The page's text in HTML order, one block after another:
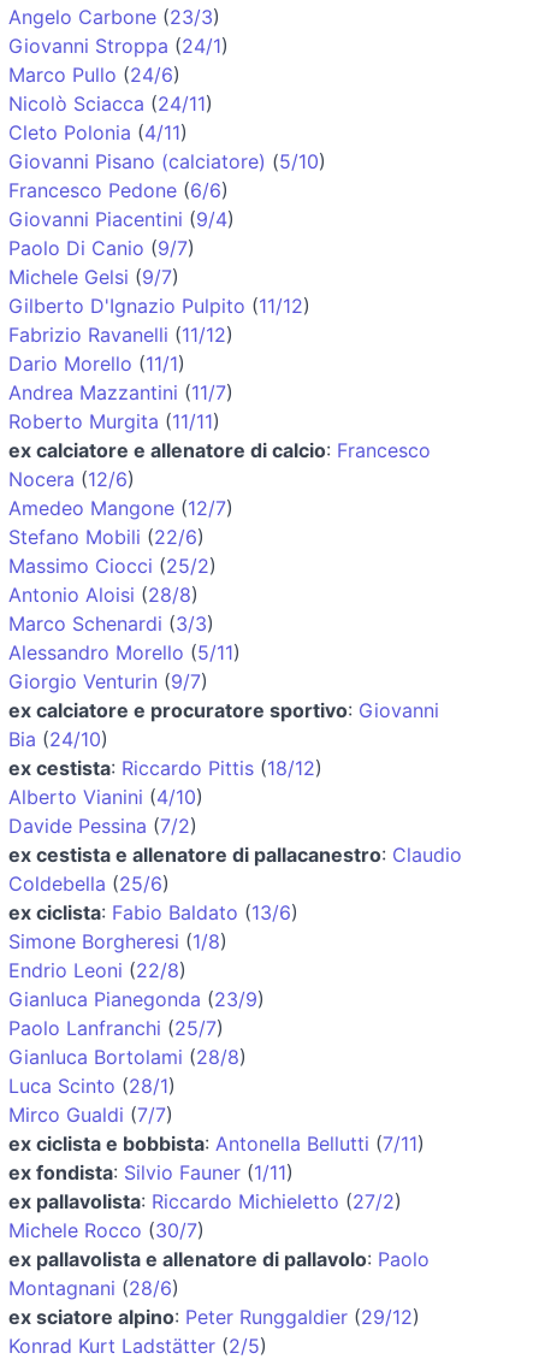
Angelo Carbone (23/3)
Giovanni Stroppa (24/1)
Marco Pullo (24/6)
Nicolò Sciacca (24/11)
Cleto Polonia (4/11)
Giovanni Pisano (calciatore) (5/10)
Francesco Pedone (6/6)
Giovanni Piacentini (9/4)
Paolo Di Canio (9/7)
Michele Gelsi (9/7)
Gilberto D'Ignazio Pulpito (11/12)
Fabrizio Ravanelli (11/12)
Dario Morello (11/1)
Andrea Mazzantini (11/7)
Roberto Murgita (11/11)
ex calciatore e allenatore di calcio: Francesco
Nocera (12/6)
Amedeo Mangone (12/7)
Stefano Mobili (22/6)
Massimo Ciocci (25/2)
Antonio Aloisi (28/8)
Marco Schenardi (3/3)
Alessandro Morello (5/11)
Giorgio Venturin (9/7)
ex calciatore e procuratore sportivo: Giovanni
Bia (24/10)
ex cestista: Riccardo Pittis (18/12)
Alberto Vianini (4/10)
Davide Pessina (7/2)
ex cestista e allenatore di pallacanestro: Claudio
Coldebella (25/6)
ex ciclista: Fabio Baldato (13/6)
Simone Borgheresi (1/8)
Endrio Leoni (22/8)
Gianluca Pianegonda (23/9)
Paolo Lanfranchi (25/7)
Gianluca Bortolami (28/8)
Luca Scinto (28/1)
Mirco Gualdi (7/7)
ex ciclista e bobbista: Antonella Bellutti (7/11)
ex fondista: Silvio Fauner (1/11)
ex pallavolista: Riccardo Michieletto (27/2)
Michele Rocco (30/7)
ex pallavolista e allenatore di pallavolo: Paolo
Montagnani (28/6)
ex sciatore alpino: Peter Runggaldier (29/12)
Konrad Kurt Ladstätter (2/5)